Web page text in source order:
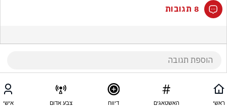
8 תגובות
ראשי האשטאגים דיווח צבע אדום אישי